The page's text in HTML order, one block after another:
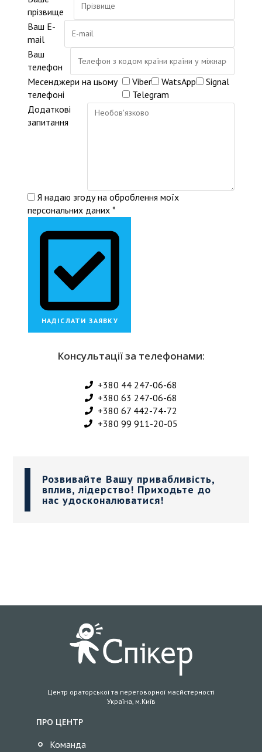
прізвище
Ваш E-
mail
Ваш
телефон
Месенджери на цьому
телефоні
Viber WatsApp
Signal
Telegram
Додаткові
запитання
Я надаю згоду на оброблення моїх
персональних даних *
НАДІСЛАТИ ЗАЯВКУ
Консультації за телефонами:
+380 44 247-06-68
+380 63 247-06-68
+380 67 442-74-72
+380 99 911-20-05
Розвивайте Вашу привабливість,
вплив, лідерство! Приходьте до
нас удосконалюватися!
Центр ораторської та переговорної масйстерності
Україна, м.Київ
ПРО ЦЕНТР
Команда